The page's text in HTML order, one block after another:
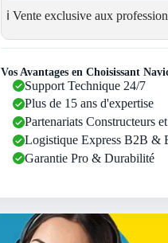
ℹ️ Vente exclusive aux
Vos Avantages en Choisissant
Support Technique 24/7
Plus de 15 ans d'expertise
Partenariats Constructeurs
Logistique Express B2B &
Garantie Pro & Durabilité